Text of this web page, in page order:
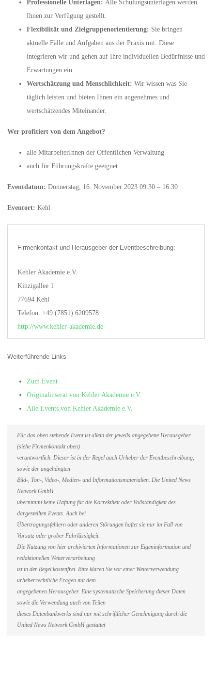
Professionelle Unterlagen: Alle Schulungsunterlagen werden
Ihnen zur Verfügung gestellt.
Flexibilität und Zielgruppenorientierung: Sie bringen
aktuelle Fälle und Aufgaben aus der Praxis mit. Diese
integrieren wir und gehen auf Ihre individuellen Bedürfnisse und
Erwartungen ein.
Wertschätzung und Menschlichkeit: Wir wissen was Sie
täglich leisten und bieten Ihnen ein angenehmes und
wertschätzendes Miteinander.
Wer profitiert von dem Angebot?
alle MitarbeiterInnen der Öffentlichen Verwaltung
auch für Führungskräfte geeignet
Eventdatum: Donnerstag, 16. November 2023 09:30 – 16:30
Eventort: Kehl
Firmenkontakt und Herausgeber der Eventbeschreibung:
Kehler Akademie e.V.
Kinzigallee 1
77694 Kehl
Telefon: +49 (7851) 6209578
http://www.kehler-akademie.de
Weiterführende Links
Zum Event
Originalinserat von Kehler Akademie e.V.
Alle Events von Kehler Akademie e.V.
Für das oben stehende Event ist allein der jeweils angegebene Herausgeber
(siehe Firmenkontakt oben)
verantwortlich. Dieser ist in der Regel auch Urheber der Eventbeschreibung,
sowie der angehängten
Bild-, Ton-, Video-, Medien- und Informationsmaterialien. Die United News
Network GmbH
übernimmt keine Haftung für die Korrektheit oder Vollständigkeit des
dargestellten Events. Auch bei
Übertragungsfehlern oder anderen Störungen haftet sie nur im Fall von
Vorsatz oder grober Fahrlässigkeit.
Die Nutzung von hier archivierten Informationen zur Eigeninformation und
redaktionellen Weiterverarbeitung
ist in der Regel kostenfrei. Bitte klären Sie vor einer Weiterverwendung
urheberrechtliche Fragen mit dem
angegebenen Herausgeber. Eine systematische Speicherung dieser Daten
sowie die Verwendung auch von Teilen
dieses Datenbankwerks sind nur mit schriftlicher Genehmigung durch die
United News Network GmbH gestattet